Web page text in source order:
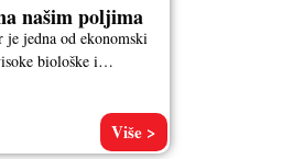
našim poljima
jedna od ekonomski
biološke i
Više >